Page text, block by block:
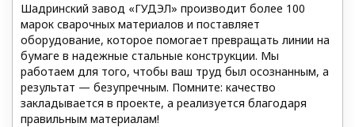
Шадринский завод «ГУДЭЛ» производит более 100
марок сварочных материалов и поставляет
оборудование, которое помогает превращать линии на
бумаге в надежные стальные конструкции. Мы
работаем для того, чтобы ваш труд был осознанным, а
результат — безупречным. Помните: качество
закладывается в проекте, а реализуется благодаря
правильным материалам!